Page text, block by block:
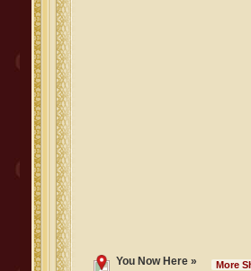
You Now Here »